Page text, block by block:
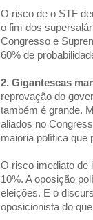
O risco de o STF
o fim dos
Congresso e
60% de
2. Gigantescas
reprovação do
também é grande.
aliados no
maioria política que
O risco imediato de
10%. A oposição
eleições. E o
oposicionista do